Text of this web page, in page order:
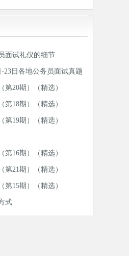
面试礼仪的细节
-23日各地公务员面试真题
第20期）（精选）
第18期）（精选）
第19期）（精选）
第16期）（精选）
第21期）（精选）
第15期）（精选）
式